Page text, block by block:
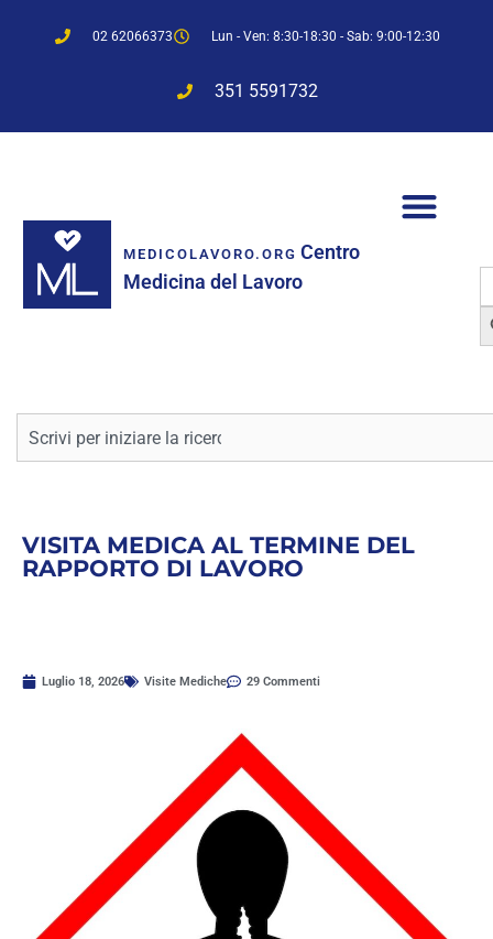
02 62066373 Lun - Ven: 8:30-18:30 - Sab: 9:00-12:30
351 5591732
MEDICOLAVORO.ORG Centro
Medicina del Lavoro
Cerca
VISITA MEDICA AL TERMINE DEL
RAPPORTO DI LAVORO
Luglio 18, 2026 Visite Mediche 29 Commenti